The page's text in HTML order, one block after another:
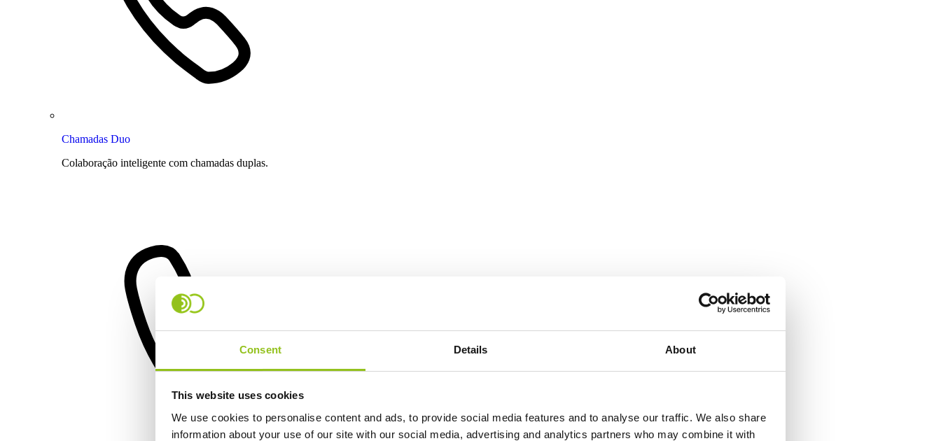
Consent Details About
This website uses cookies
We use cookies to personalise content and ads, to provide social media features and to analyse our traffic. We also share
information about your use of our site with our social media, advertising and analytics partners who may combine it with
Chamadas Duo
Colaboração inteligente com chamadas duplas.